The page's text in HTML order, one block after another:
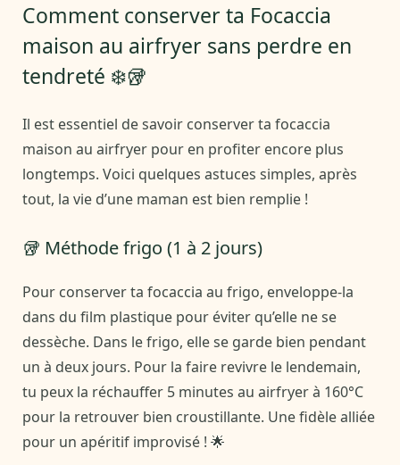
Comment conserver ta Focaccia
maison au airfryer sans perdre en
tendreté ❄️🥡
Il est essentiel de savoir conserver ta focaccia
maison au airfryer pour en profiter encore plus
longtemps. Voici quelques astuces simples, après
tout, la vie d’une maman est bien remplie !
🥡 Méthode frigo (1 à 2 jours)
Pour conserver ta focaccia au frigo, enveloppe-la
dans du film plastique pour éviter qu’elle ne se
dessèche. Dans le frigo, elle se garde bien pendant
un à deux jours. Pour la faire revivre le lendemain,
tu peux la réchauffer 5 minutes au airfryer à 160°C
pour la retrouver bien croustillante. Une fidèle alliée
pour un apéritif improvisé ! 🌟